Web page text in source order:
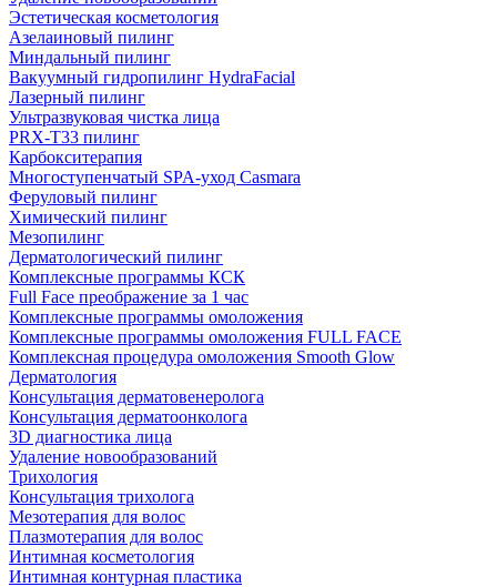
Эстетическая косметология
Азелаиновый пилинг
Миндальный пилинг
Вакуумный гидропилинг HydraFacial
Лазерный пилинг
Ультразвуковая чистка лица
PRX-T33 пилинг
Карбокситерапия
Многоступенчатый SPA-уход Сasmara
Феруловый пилинг
Химический пилинг
Мезопилинг
Дерматологический пилинг
Комплексные программы КСК
Full Face преображение за 1 час
Комплексные программы омоложения
Комплексные программы омоложения FULL FACE
Комплексная процедура омоложения Smooth Glow
Дерматология
Консультация дерматовенеролога
Консультация дерматоонколога
3D диагностика лица
Удаление новообразований
Трихология
Консультация трихолога
Мезотерапия для волос
Плазмотерапия для волос
Интимная косметология
Интимная контурная пластика